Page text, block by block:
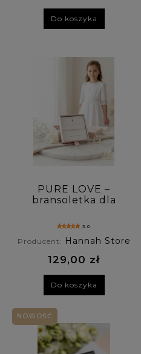
Do koszyka
PURE LOVE –
bransoletka dla
kwarcem różowym
5.0
Producent: Hannah Store
129,00 zł
Do koszyka
NOWOŚĆ